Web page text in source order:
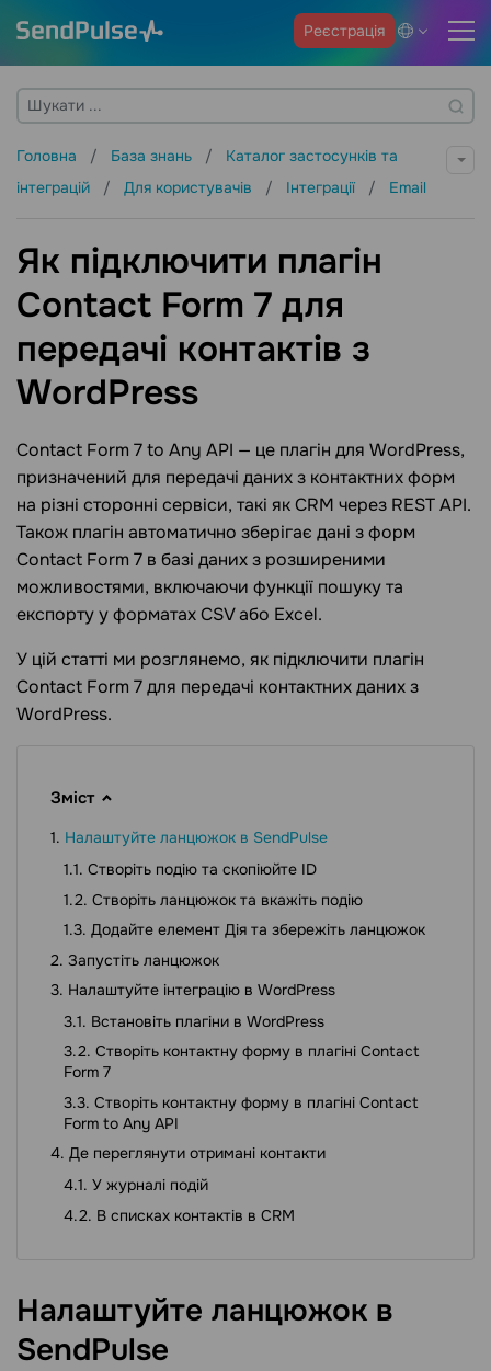
Реєстрація
Головна База знань
Каталог застосунків та
інтеграцій
Для користувачів Інтеграції Email
Як підключити плагін
Contact Form 7 для
передачі контактів з
WordPress
Contact Form 7 to Any API — це плагін для WordPress,
призначений для передачі даних з контактних форм
на різні сторонні сервіси, такі як CRM через REST API.
Також плагін автоматично зберігає дані з форм
Contact Form 7 в базі даних з розширеними
можливостями, включаючи функції пошуку та
експорту у форматах CSV або Excel.
У цій статті ми розглянемо, як підключити плагін
Contact Form 7 для передачі контактних даних з
WordPress.
Зміст
Налаштуйте ланцюжок в SendPulse
Створіть подію та скопіюйте ID
Створіть ланцюжок та вкажіть подію
Додайте елемент Дія та збережіть ланцюжок
Запустіть ланцюжок
Налаштуйте інтеграцію в WordPress
Встановіть плагіни в WordPress
Створіть контактну форму в плагіні Contact
Form 7
Створіть контактну форму в плагіні Contact
Form to Any API
Де переглянути отримані контакти
У журналі подій
В списках контактів в CRM
Налаштуйте ланцюжок в
SendPulse